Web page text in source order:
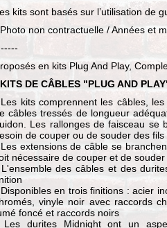
kits sont basés sur l’utilisation de
non contractuelle / Années et
en kits Plug And Play,
KITS DE CÂBLES "PLUG AND
Les kits comprennent les câbles,
câbles tressés de longueur
Les rallonges de faisceau se
de couper ou de souder des fils
Les extensions de câble se
nécessaire de couper et de souder
L'ensemble des câbles et des
Disponibles en trois finitions : acier
vinyle noir avec raccords
foncé et raccords noirs
Les durites Midnight ont un